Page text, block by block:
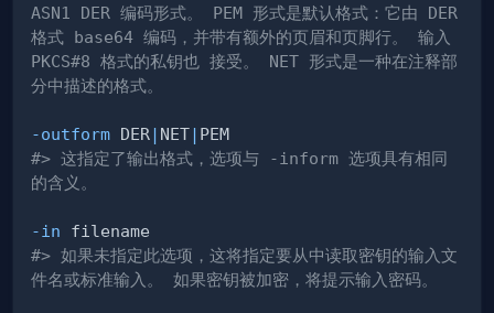
ASN1 DER 编码形式。 PEM 形式是默认格式：它由 DER
格式 base64 编码，并带有额外的页眉和页脚行。 输入
PKCS#8 格式的私钥也 接受。 NET 形式是一种在注释部
分中描述的格式。
-outform DER| NET|
#> 这指定了输出格式，选项与 -inform 选项具有相同
的含义。
-in
#> 如果未指定此选项，这将指定要从中读取密钥的输入文
件名或标准输入。 如果密钥被加密，将提示输入密码。